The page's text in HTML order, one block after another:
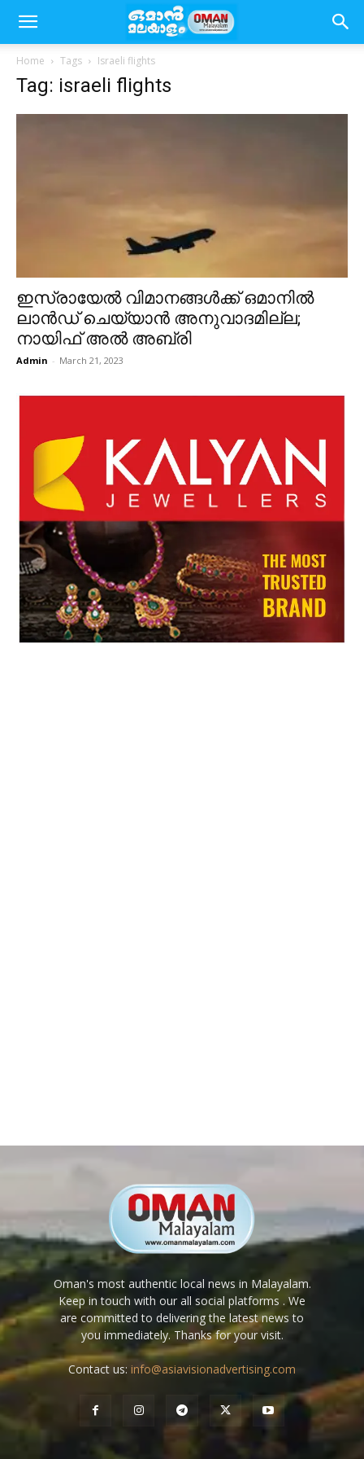
Home Tags Israeli flights
Tag: israeli flights
ഇസ്രായേൽ വിമാനങ്ങൾക്ക് ഒമാനിൽ
ലാൻഡ് ചെയ്യാൻ അനുവാദമില്ല;
നായിഫ് അൽ അബ്രി
Admin - March 21, 2023
Oman's most authentic local news in Malayalam.
Keep in touch with our all social platforms . We
are committed to delivering the latest news to
you immediately. Thanks for your visit.
Contact us: info@asiavisionadvertising.com